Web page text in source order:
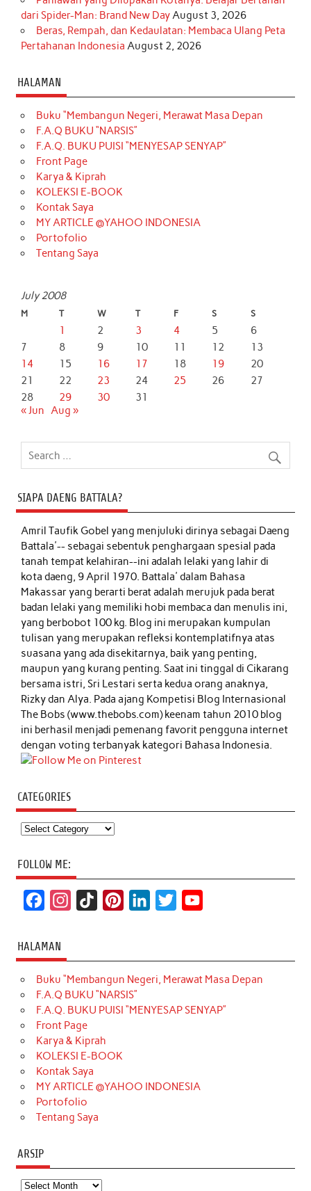
dari Spider-Man: Brand New DayAugust 3, 2026
Beras, Rempah, dan Kedaulatan: Membaca Ulang Peta
Pertahanan Indonesia August 2, 2026
HALAMAN
Buku “Membangun Negeri, Merawat Masa Depan
F.A.Q BUKU “NARSIS”
F.A.Q. BUKU PUISI “MENYESAP SENYAP”
Front Page
Karya & Kiprah
KOLEKSI E-BOOK
Kontak Saya
MY ARTICLE @YAHOO INDONESIA
Portofolio
Tentang Saya
July 2008
M T W T F S S
1 2 3 4 5
6
7
8 9 10 11 12
13
14
15 16 17 18 19
20
21
22 23 24 25 26
27
28
29 30
31
« Jun
Aug »
SIAPA DAENG BATTALA?
Amril Taufik Gobelyang menjuluki dirinya sebagai Daeng
Battala'-- sebagai sebentuk penghargaan spesial pada
tanah tempat kelahiran--ini adalah lelaki yang lahir di
kota daeng, 9 April 1970. Battala' dalam Bahasa
Makassar yang berarti berat adalah merujuk pada berat
badan lelaki yang memiliki hobi membaca dan menulis ini,
yang berbobot 100 kg. Blog ini merupakan kumpulan
tulisan yang merupakan refleksi kontemplatifnya atas
suasana yang ada disekitarnya, baik yang penting,
maupun yang kurang penting. Saat ini tinggal di Cikarang
bersama istri, Sri Lestari serta kedua orang anaknya,
Rizky dan Alya. Pada ajang Kompetisi Blog Internasional
The Bobs (www.thebobs.com) keenam tahun 2010 blog
ini berhasil menjadi pemenang favorit pengguna internet
dengan voting terbanyak kategori Bahasa Indonesia.
CATEGORIES
Categories
FOLLOW ME:
c
e
b
o
o
k
t
a
g
r
a
m
T
o
k
t
e
r
k
e
d
t
t
e
T
u
b
HALAMAN
Buku “Membangun Negeri, Merawat Masa Depan
F.A.Q BUKU “NARSIS”
F.A.Q. BUKU PUISI “MENYESAP SENYAP”
Front Page
Karya & Kiprah
KOLEKSI E-BOOK
Kontak Saya
MY ARTICLE @YAHOO INDONESIA
Portofolio
Tentang Saya
ARSIP
Arsip